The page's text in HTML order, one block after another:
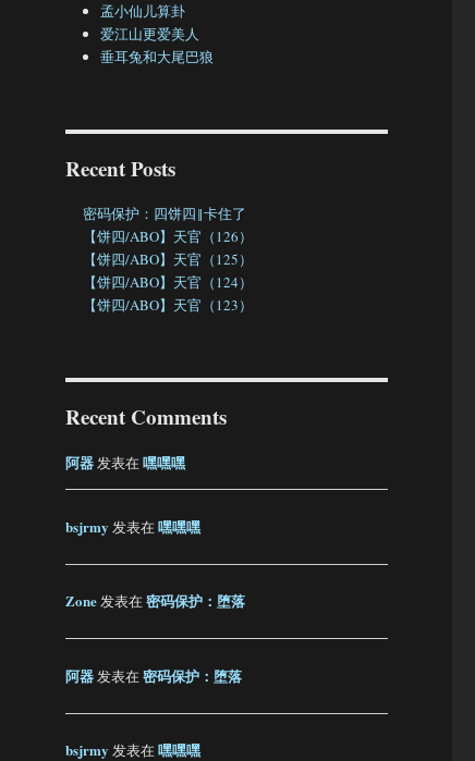
孟小仙儿算卦
爱江山更爱美人
垂耳兔和大尾巴狼
Recent Posts
密码保护：四饼四‖卡住了
【饼四/ABO】天官（126）
【饼四/ABO】天官（125）
【饼四/ABO】天官（124）
【饼四/ABO】天官（123）
Recent Comments
阿器发表在嘿嘿嘿
bsjrmy 发表在嘿嘿嘿
Zone发表在密码保护：堕落
阿器发表在密码保护：堕落
bsjrmy 发表在嘿嘿嘿